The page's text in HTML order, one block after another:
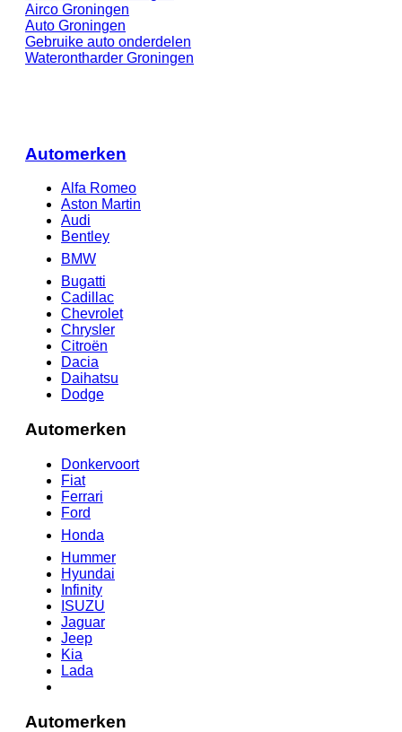
Airco Groningen
Auto Groningen
Gebruike auto onderdelen
Waterontharder Groningen
Automerken
Alfa Romeo
Aston Martin
Audi
Bentley
BMW
Bugatti
Cadillac
Chevrolet
Chrysler
Citroën
Dacia
Daihatsu
Dodge
Automerken
Donkervoort
Fiat
Ferrari
Ford
Honda
Hummer
Hyundai
Infinity
ISUZU
Jaguar
Jeep
Kia
Lada
Automerken